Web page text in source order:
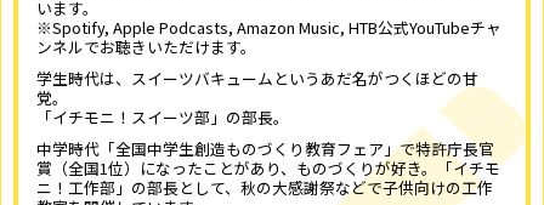
います。
※Spotify, Apple Podcasts, Amazon Music, HTB公式YouTubeチャ
ンネルでお聴きいただけます。
学生時代は、スイーツバキュームというあだ名がつくほどの甘
党。
「イチモニ！スイーツ部」の部長。
中学時代「全国中学生創造ものづくり教育フェア」で特許庁長官
賞（全国1位）になったことがあり、ものづくりが好き。「イチモ
ニ！工作部」の部長として、秋の大感謝祭などで子供向けの工作